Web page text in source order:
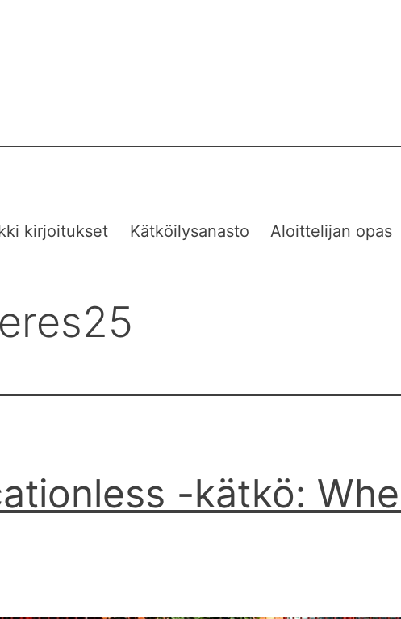
kirjoitukset Kätköilysanasto Aloittelijan opas
-kätkö: